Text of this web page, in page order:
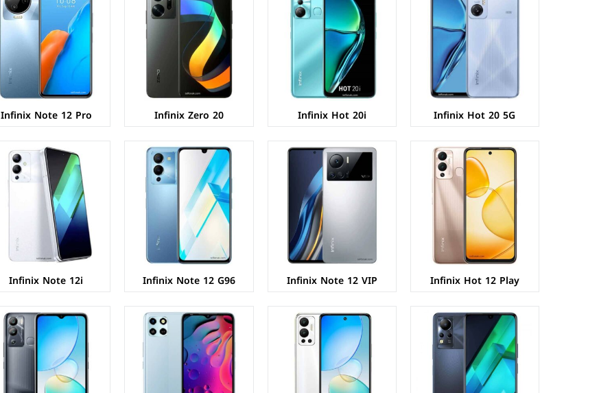
Infinix Hot 20 5G
Infinix Hot 20i
Infinix Zero 20
Infinix Note 12 Pro
Infinix Hot 12 Play
المعالج:
الذاكرة+الرام:
عرض المواصفات ←
Infinix Note 12 VIP
الشاشة:AMOLED بحجم 6.7 بوصة بدقة FHD+
المعالج:Mediatek MT6781 Helio G96
الكاميرات:خلفية 108+13+2 م.ب/ امامية 16 م.ب.
الذاكرة+الرام:
نظام التشغيل:Android 12
عرض المواصفات ←
Infinix Note 12 G96
الشاشة:AMOLED بحجم 6.7 بوصة بدقة FHD+
المعالج:Mediatek MT6781 Helio G96
الكاميرات:خلفية 50+2+QVGA م.ب/ امامية 16 م.ب.
الذاكرة+الرام:128/256 + 8 جيجابايت
نظام التشغيل:Android 12
البطارية:5000 ملي أمبير - 33 واط
عرض المواصفات ←
Infinix Note 12i
الشاشة:IPS LCD بحجم 6.82 بوصة بدقة HD+
المعالج:Mediatek MT6769Z Helio G85
الكاميرات:خلفية 50+2+QVGA م.ب/ امامية 8 م.ب.
الذاكرة+الرام:128 + 4 جيجابايت
نظام التشغيل:Android 12
عرض المواصفات ←
الشاشة:
المعالج:Mediatek Helio G88
الكاميرات:خلفية 50+2+QVGA م.ب/ امامية 16 م.ب.
الذاكرة+الرام:
نظام التشغيل:
البطارية:5000 ملي أمبير - 33 واط
عرض المواصفات ←
IPS LCD بحجم 6.82 بوصة بدقة HD+
المعالج:Mediatek MT6769Z Helio G85
عرض المواصفات ←
الشاشة:IPS LCD بحجم 6.6 بوصة بدقة HD+
المعالج:Unisoc SC9863A - ثماني النواة - 28 نانومتر
الكاميرات:خلفية 8+QVGA م.ب/ امامية 5 م.ب.
الذاكرة+الرام: 32/64 + 2/3 جيجابايت
نظام التشغيل:
عرض المواصفات ←
الشاشة:IPS LCD بحجم 6.6 بوصة بدقة HD+
المعالج:
الكاميرات:
خلفية 13+QVGA م.ب/ امامية 8 م.ب.
الذاكرة+الرام:64 + 2/3/4 جيجابايت
نظام التشغيل:
البطارية:5000 ملي امبير
عرض المواصفات ←
الشاشة:IPS LCD بحجم 6.82 بوصة بدقة HD+
المعالج:Mediatek MT6765G Helio G35
الكاميرات:خلفية 13+QVGA م.ب/ امامية 8 م.ب.
الذاكرة+الرام:64/128 + 4 جيجابايت.
نظام التشغيل:Android 11
الشاشة:IPS LCD بحجم 6.95 بوصة بدقة FHD+
المعالج:Mediatek MT6769Z Helio G85
الكاميرات:خلفية 48+2+2 م.ب/ امامية 16 م.ب.
الذاكرة+الرام:64 + 4 جيجابايت
نظام التشغيل:Android 11
الشاشة:IPS LCD بحجم 6.95 بوصة بدقة FHD+
المعالج:Mediatek Helio G96
الكاميرات:خلفية 50+2+2 م.ب/ امامية 16 م.ب.
الذاكرة+الرام:64/128 + 4/8 جيجابايت
نظام التشغيل:Android 11
الشاشة:AMOLED بحجم 6.7 بوصة بدقة FHD+
المعالج:Mediatek Helio G88
الكاميرات:خلفية 50+2+QVGA م.ب/ امامية 16 م.ب.
الذاكرة+الرام:64/128 + 4/6 جيجابايت.
نظام التشغيل:Android 11